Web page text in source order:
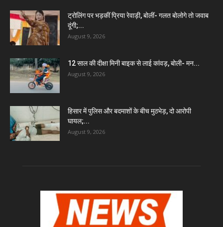
ट्रोलिंग पर भड़कीं प्रिया रेवाड़ी, बोलीं- गलत बोलोगे तो जवाब
दूंगी;...
August 9, 2026
12 साल की दीक्षा मिनी बाइक से लाई कांवड़, बोली- मन...
August 9, 2026
हिसार में पुलिस और बदमाशों के बीच मुठभेड़, दो आरोपी
घायल;...
August 9, 2026